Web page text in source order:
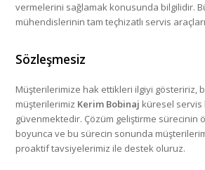
vermelerini sağlamak konusunda bilgilidir.
mühendislerinin tam teçhizatlı servis
Sözleşmesiz
Müşterilerimize hak ettikleri ilgiyi gösteririz,
müşterilerimiz Kerim Bobinaj küresel
güvenmektedir. Çözüm geliştirme sürecinin
boyunca ve bu sürecin sonunda
proaktif tavsiyelerimiz ile destek oluruz.